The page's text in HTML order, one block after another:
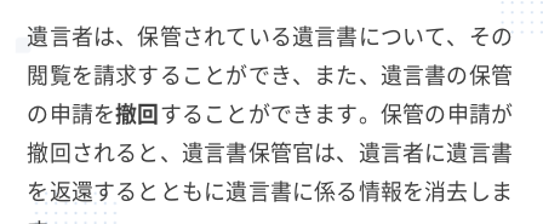
遺言者は、保管されている遺言書について、その
閲覧を請求することができ、また、遺言書の保管
の申請を撤回することができます。保管の申請が
撤回されると、遺言書保管官は、遺言者に遺言書
を返還するとともに遺言書に係る情報を消去しま